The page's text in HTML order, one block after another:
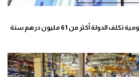
المؤسسات والمقاولات العمومية تكلف الدولة أكثر من 61 مليون درهم سنة